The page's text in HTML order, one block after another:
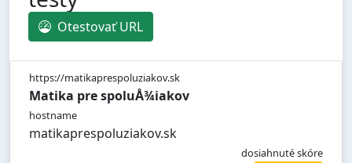
Otestovať URL
https://matikaprespoluziakov.sk
Matika pre spoluÅ¾iakov
hostname
matikaprespoluziakov.sk
dosiahnuté skóre